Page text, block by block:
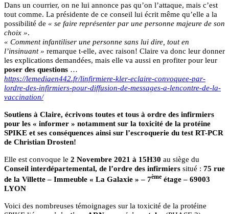
Dans un courrier, on ne lui annonce pas qu’on l’attaque, mais c’est
tout comme. La présidente de ce conseil lui écrit même qu’elle a la
possibilité de « se faire représenter par une personne majeure de son
choix ».
« Comment infantiliser une personne sans lui dire, tout en
l’insinuant » remarque t-elle, avec raison! Claire va donc leur donner
les explications demandées, mais elle va aussi en profiter pour leur
poser des questions …
https://lemediaen442.fr/linfirmiere-kler-eclaire-convoquee-par-
lordre-des-infirmiers-pour-diffusion-de-messages-a-lencontre-de-la-
vaccination/
Soutiens à Claire, écrivons toutes et tous à ordre des infirmiers
pour les « informer » notamment sur la toxicité de la protéine
SPIKE et ses conséquences ainsi sur l’escroquerie du test RT-PCR
de Christian Drosten!
Elle est convoque le 2 Novembre 2021 à 15H30 au siège du
Conseil interdépartemental, de l’ordre des infirmiers situé : 75 rue
de la Villette – Immeuble « La Galaxie » – 7ème étage – 69003
LYON
Voici des nombreuses témoignages sur la toxicité de la protéine